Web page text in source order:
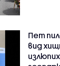
Пет
вид